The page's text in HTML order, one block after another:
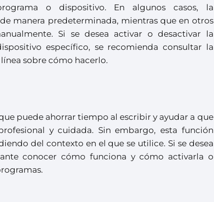
o dispositivo. En algunos casos, la
manera predeterminada, mientras que en otros
Si se desea activar o desactivar la
específico, se recomienda consultar la
sobre cómo hacerlo.
puede ahorrar tiempo al escribir y ayudar a que
y cuidada. Sin embargo, esta función
del contexto en el que se utilice. Si se desea
conocer cómo funciona y cómo activarla o